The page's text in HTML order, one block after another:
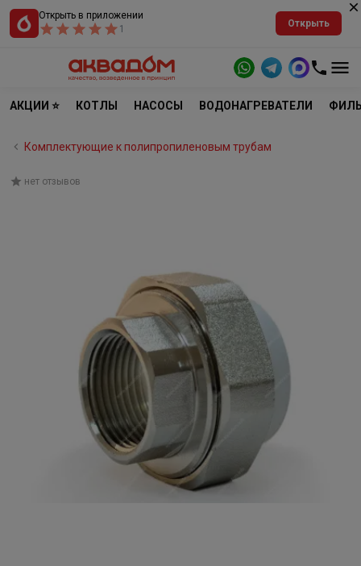
Открыть в приложении
1
Открыть
АКЦИИ ⭐ КОТЛЫ НАСОСЫ ВОДОНАГРЕВАТЕЛИ
Комплектующие к полипропиленовым трубам
нет отзывов